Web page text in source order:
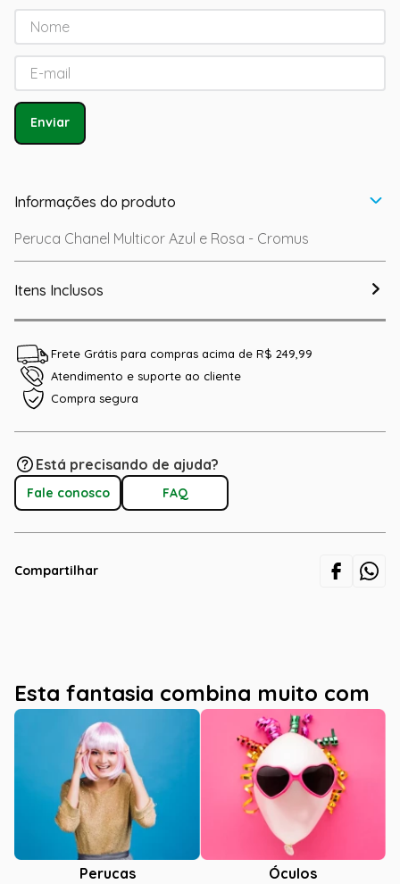
Enviar
Informações do produto
Peruca Chanel Multicor Azul e Rosa - Cromus
Itens Inclusos
Frete Grátis para compras acima de R$ 249,99
Atendimento e suporte ao cliente
Compra segura
Está precisando de ajuda?
Fale conosco FAQ
Compartilhar
Esta fantasia combina muito com
Perucas Óculos